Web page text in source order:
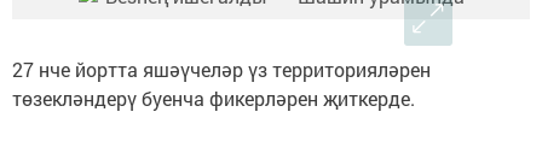
27 нче йортта яшәүчеләр үз территорияләрен
төзекләндерү буенча фикерләрен җиткерде.